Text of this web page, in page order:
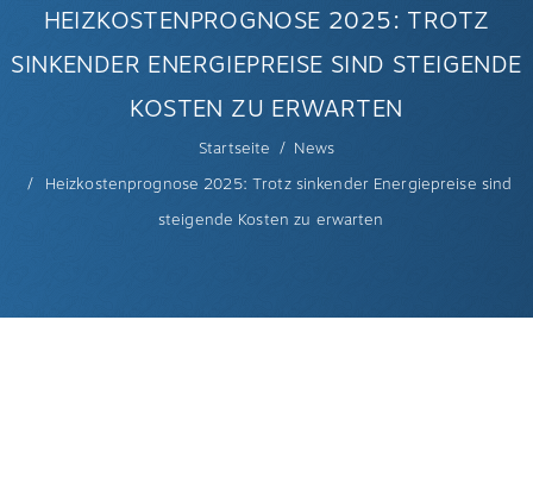
HEIZKOSTENPROGNOSE 2025: TROTZ
SINKENDER ENERGIEPREISE SIND STEIGENDE
KOSTEN ZU ERWARTEN
Startseite
News
Heizkostenprognose 2025: Trotz sinkender Energiepreise sind
steigende Kosten zu erwarten